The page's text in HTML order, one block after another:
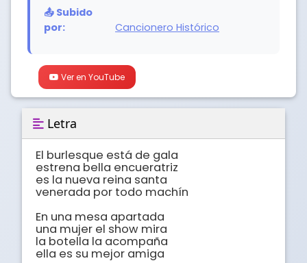
📤 Subido
por:
Cancionero Histórico
Ver en YouTube
Letra
El burlesque está de gala
estrena bella encueratriz
es la nueva reina santa
venerada por todo machín
En una mesa apartada
una mujer el show mira
la botella la acompaña
ella es su mejor amiga